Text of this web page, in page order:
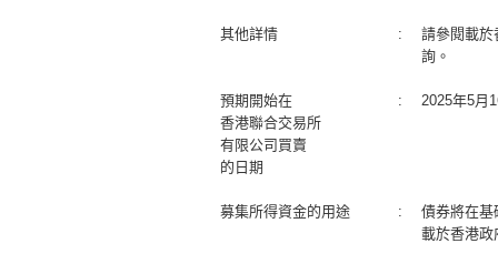
其他詳情 :
請參閱載於
詢。
預期開始在
香港聯合交易所
有限公司買賣
的日期
: 2025年5月
募集所得資金的用途 :
債券將在基
載於香港政